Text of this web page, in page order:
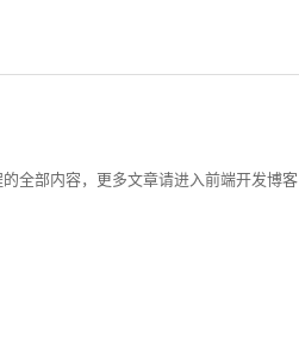
全部内容，更多文章请进入前端开发博客